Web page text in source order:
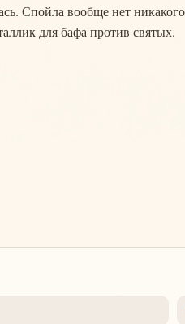
Спойла вообще нет
для бафа против святых.